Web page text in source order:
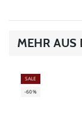
MEHR AUS
SALE
-60%